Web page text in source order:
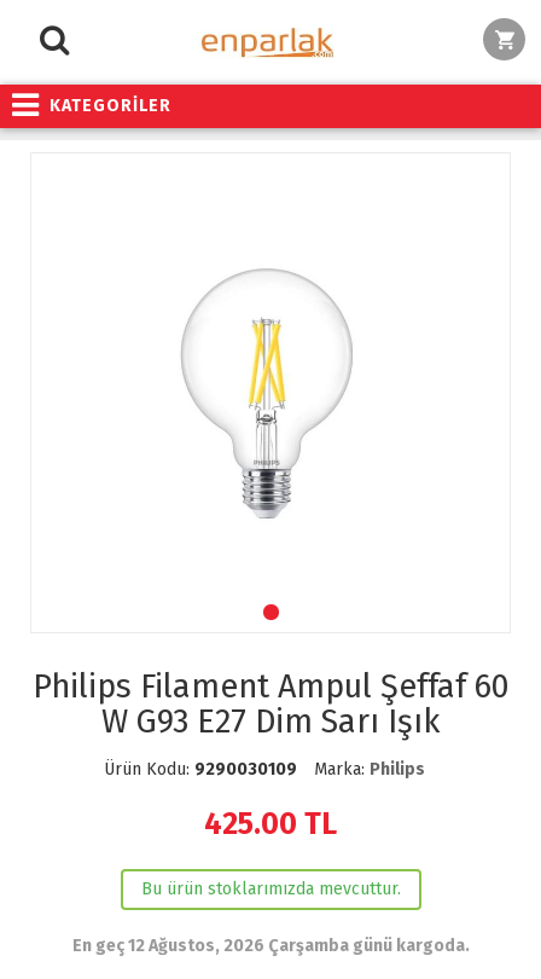
KATEGORİLER
Philips Filament Ampul Şeffaf 60
W G93 E27 Dim Sarı Işık
Ürün Kodu: 9290030109 Marka: Philips
425.00 TL
Bu ürün stoklarımızda mevcuttur.
En geç 12 Ağustos, 2026 Çarşamba günü kargoda.